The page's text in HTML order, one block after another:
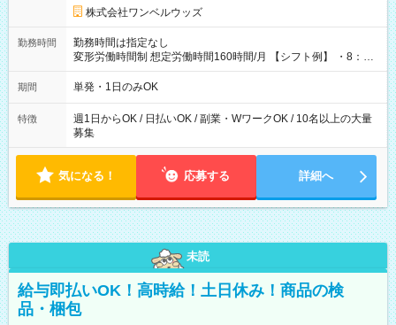
株式会社ワンベルウッズ
勤務時間
勤務時間は指定なし
変形労働時間制 想定労働時間160時間/月 【シフト例】 ・8：00
～21：00
期間 単発・1日のみOK
特徴
週1日からOK / 日払いOK / 副業・WワークOK / 10名以上の大量
募集
気になる！ 応募する 詳細へ
未読
給与即払いOK！高時給！土日休み！商品の検
品・梱包